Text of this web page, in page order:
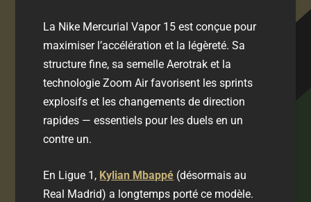
La Nike Mercurial Vapor 15 est conçue pour
maximiser l’accélération et la légèreté. Sa
structure fine, sa semelle Aerotrak et la
technologie Zoom Air favorisent les sprints
explosifs et les changements de direction
rapides — essentiels pour les duels en un
contre un.
En Ligue 1, Kylian Mbappé (désormais au
Real Madrid) a longtemps porté ce modèle.